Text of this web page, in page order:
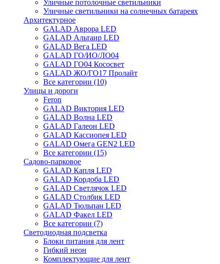
Уличные потолочные светильники
Уличные светильники на солнечных батареях
Архитектурное
GALAD Аврора LED
GALAD Альтаир LED
GALAD Вега LED
GALAD ГО/ИО/ЛО04
GALAD ГО04 Кососвет
GALAD ЖО/ГО17 Пролайт
Все категории (10)
Улицы и дороги
Feron
GALAD Виктория LED
GALAD Волна LED
GALAD Галеон LED
GALAD Кассиопея LED
GALAD Омега GEN2 LED
Все категории (15)
Садово-парковое
GALAD Капля LED
GALAD Кордоба LED
GALAD Светлячок LED
GALAD Столбик LED
GALAD Тюльпан LED
GALAD Факел LED
Все категории (7)
Светодиодная подсветка
Блоки питания для лент
Гибкий неон
Комплектующие для лент